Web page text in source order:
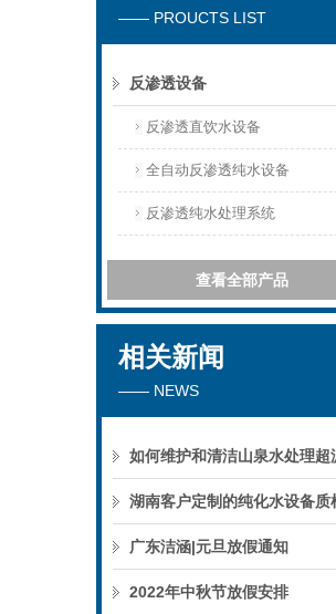
—— PROUCTS LIST
反渗透设备
反渗透直饮水设备
全自动反渗透纯水设备
反渗透纯水处理系统
查看全部产品
相关新闻
—— NEWS
广东洁涵|元旦放假通知
2022年中秋节放假安排